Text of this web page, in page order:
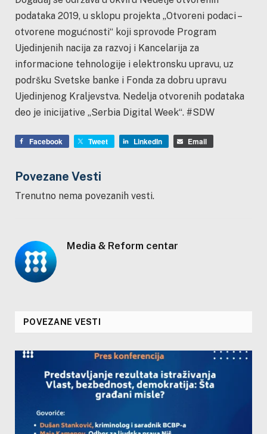
podataka 2019, u sklopu projekta „Otvoreni podaci –
otvorene mogućnosti“ koji sprovode Program
Ujedinjenih nacija za razvoj i Kancelarija za
informacione tehnologije i elektronsku upravu, uz
podršku Svetske banke i Fonda za dobru upravu
Ujedinjenog Kraljevstva. Nedelja otvorenih podataka
deo je inicijative „Serbia Digital Week“. #SDW
Facebook Tweet LinkedIn Email
Povezane Vesti
Trenutno nema povezanih vesti.
Media & Reform centar
POVEZANE VESTI